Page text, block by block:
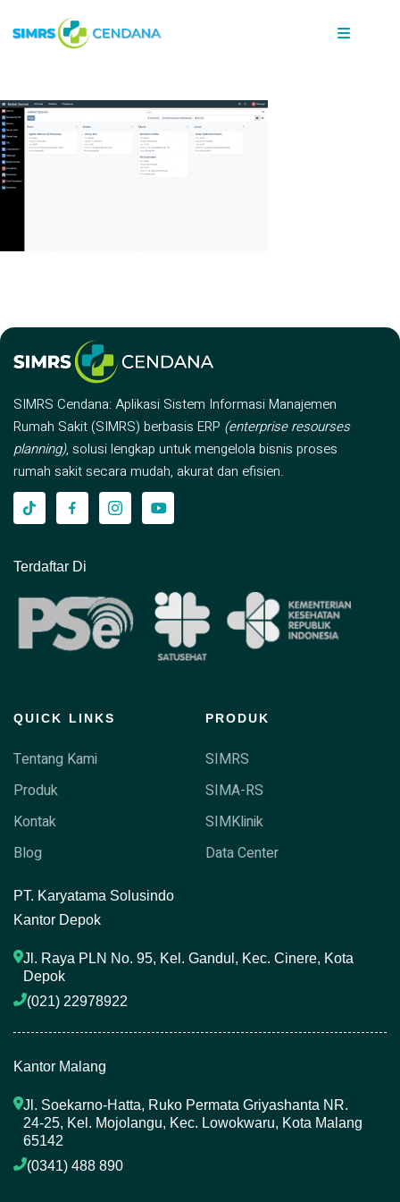
SIMRS Cendana: Aplikasi Sistem Informasi Manajemen
Rumah Sakit (SIMRS) berbasis ERP (enterprise resourses
planning), solusi lengkap untuk mengelola bisnis proses
rumah sakit secara mudah, akurat dan efisien.
Terdaftar Di
QUICK LINKS
Tentang Kami
Produk
Kontak
Blog
PRODUK
SIMRS
SIMA-RS
SIMKlinik
Data Center
PT. Karyatama Solusindo
Kantor Depok
Jl. Raya PLN No. 95, Kel. Gandul, Kec. Cinere, Kota
Depok
(021) 22978922
Kantor Malang
Jl. Soekarno-Hatta, Ruko Permata Griyashanta NR.
24-25, Kel. Mojolangu, Kec. Lowokwaru, Kota Malang
65142
(0341) 488 890